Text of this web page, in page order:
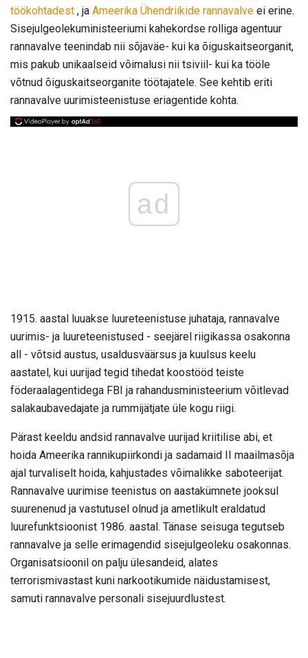
töökohtadest , ja Ameerika Ühendriikide rannavalve ei erine.
Sisejulgeolekuministeeriumi kahekordse rolliga agentuur
rannavalve teenindab nii sõjaväe- kui ka õiguskaitseorganit,
mis pakub unikaalseid võimalusi nii tsiviil- kui ka tööle
võtnud õiguskaitseorganite töötajatele. See kehtib eriti
rannavalve uurimisteenistuse eriagentide kohta.
ad
1915. aastal luuakse luureteenistuse juhataja, rannavalve
uurimis- ja luureteenistused - seejärel riigikassa osakonna
all - võtsid austus, usaldusväärsus ja kuulsus keelu
aastatel, kui uurijad tegid tihedat koostööd teiste
föderaalagentidega FBI ja rahandusministeerium võitlevad
salakaubavedajate ja rummijätjate üle kogu riigi.
Pärast keeldu andsid rannavalve uurijad kriitilise abi, et
hoida Ameerika rannikupiirkondi ja sadamaid II maailmasõja
ajal turvaliselt hoida, kahjustades võimalikke saboteerijat.
Rannavalve uurimise teenistus on aastakümnete jooksul
suurenenud ja vastutusel olnud ja ametlikult eraldatud
luurefunktsioonist 1986. aastal. Tänase seisuga tegutseb
rannavalve ja selle erimagendid sisejulgeoleku osakonnas.
Organisatsioonil on palju ülesandeid, alates
terrorismivastast kuni narkootikumide näidustamisest,
samuti rannavalve personali sisejuurdlustest.